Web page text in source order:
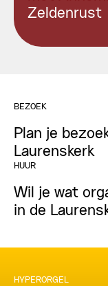
Zeldenrust
BEZOEK
Plan je
Laurenskerk
HUUR
Wil je wat
in de
HYPERORGEL